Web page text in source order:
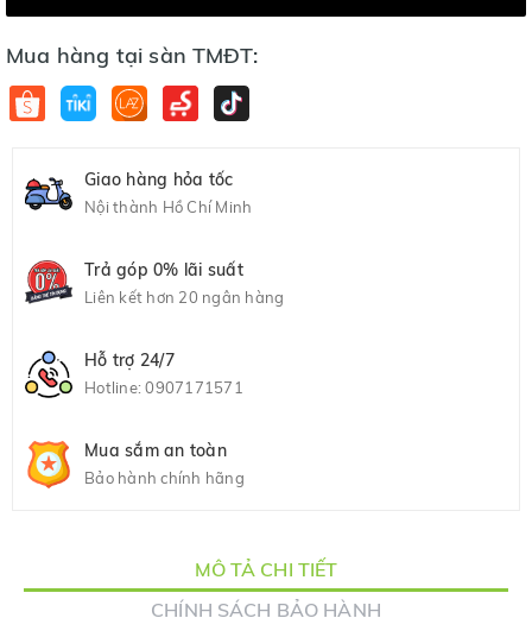
Mua hàng tại sàn TMĐT:
Giao hàng hỏa tốc
Nội thành Hồ Chí Minh
Trả góp 0% lãi suất
Liên kết hơn 20 ngân hàng
Hỗ trợ 24/7
Hotline:0907171571
Mua sắm an toàn
Bảo hành chính hãng
MÔ TẢ CHI TIẾT
CHÍNH SÁCH BẢO HÀNH